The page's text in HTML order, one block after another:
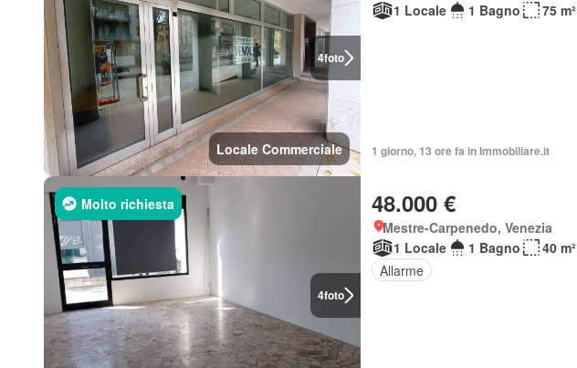
4foto
Locale Commerciale
1 Locale
1 Bagno 75 m²
1 giorno, 13 ore fa in Immobiliare.it
4foto
Molto richiesta 48.000 €
Mestre-Carpenedo, Venezia
1 Locale
1 Bagno
40 m²
Allarme